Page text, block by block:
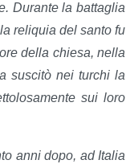
Durante la battaglia
reliquia del santo fu
della chiesa, nella
suscitò nei turchi la
sui loro
anni dopo, ad Italia